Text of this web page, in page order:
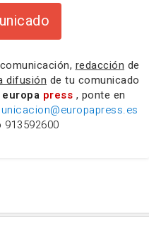
redacción de
difusión de tu comunicado
europa press , ponte en
913592600